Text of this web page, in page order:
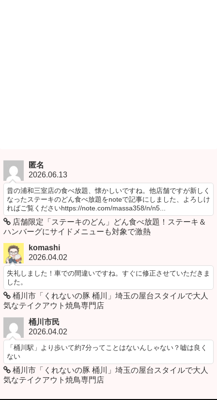
匿名
2026.06.13
昔の浦和三室店の食べ放題、懐かしいですね。他店舗ですが新しく
なったステーキのどん食べ放題をnoteで記事にしました、よろしけ
ればご覧くださいhttps://note.com/massa358/n/n5...
店舗限定「ステーキのどん」どん食べ放題！ステーキ＆
ハンバーグにサイドメニューも対象で激熱
komashi
2026.04.02
失礼しました！車での間違いですね。すぐに修正させていただきま
した。
桶川市「くれないの豚 桶川」埼玉の屋台スタイルで大人
気なテイクアウト焼鳥専門店
桶川市民
2026.04.02
「桶川駅」より歩いて約7分ってことはないんしゃない？嘘は良く
ない
桶川市「くれないの豚 桶川」埼玉の屋台スタイルで大人
気なテイクアウト焼鳥専門店